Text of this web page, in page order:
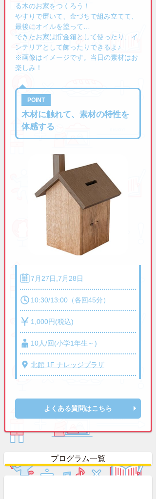
る木のお家をつくろう！
やすりで磨いて、金づちで組み立てて、
最後にオイルを塗って…
できたお家は貯金箱として使ったり、イ
ンテリアとして飾ったりできるよ♪
※画像はイメージです。当日の素材はお
楽しみ！
木材に触れて、素材の特性を
体感する
7月27日,7月28日
10:30/13:00（各回45分）
1,000円(税込)
10人/回(小学1年生～)
北館 1F ナレッジプラザ
よくある質問はこちら
プログラム一覧